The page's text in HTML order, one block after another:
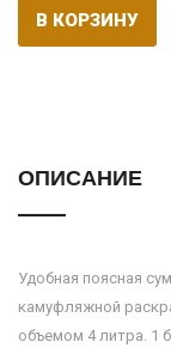
В КОРЗИНУ
ОПИСАНИЕ
Удобная поясная
камуфляжной
объемом 4 литра. 1